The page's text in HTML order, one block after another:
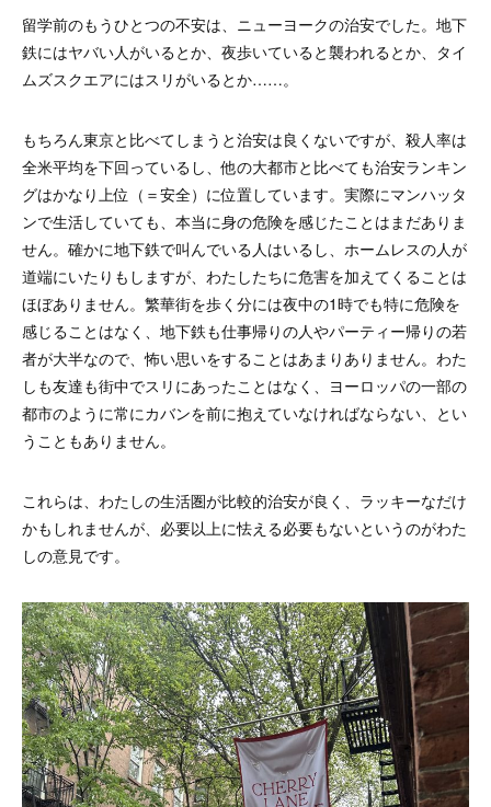
留学前のもうひとつの不安は、ニューヨークの治安でした。地下
鉄にはヤバい人がいるとか、夜歩いていると襲われるとか、タイ
ムズスクエアにはスリがいるとか……。
もちろん東京と比べてしまうと治安は良くないですが、殺人率は
全米平均を下回っているし、他の大都市と比べても治安ランキン
グはかなり上位（＝安全）に位置しています。実際にマンハッタ
ンで生活していても、本当に身の危険を感じたことはまだありま
せん。確かに地下鉄で叫んでいる人はいるし、ホームレスの人が
道端にいたりもしますが、わたしたちに危害を加えてくることは
ほぼありません。繁華街を歩く分には夜中の1時でも特に危険を
感じることはなく、地下鉄も仕事帰りの人やパーティー帰りの若
者が大半なので、怖い思いをすることはあまりありません。わた
しも友達も街中でスリにあったことはなく、ヨーロッパの一部の
都市のように常にカバンを前に抱えていなければならない、とい
うこともありません。
これらは、わたしの生活圏が比較的治安が良く、ラッキーなだけ
かもしれませんが、必要以上に怯える必要もないというのがわた
しの意見です。